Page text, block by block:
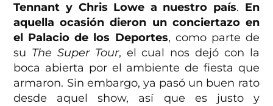
Tennant y Chris Lowe a nuestro país. En
aquella ocasión dieron un conciertazo en
el Palacio de los Deportes, como parte de
su The Super Tour, el cual nos dejó con la
boca abierta por el ambiente de fiesta que
armaron. Sin embargo, ya pasó un buen rato
desde aquel show, así que es justo y